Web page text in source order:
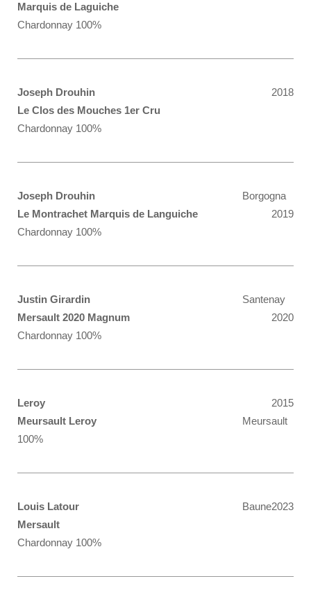
Marquis de Laguiche
Chardonnay 100%
Joseph Drouhin
2018
Le Clos des Mouches 1er Cru
Chardonnay 100%
Joseph Drouhin
Borgogna
2019
Le Montrachet Marquis de Languiche
Chardonnay 100%
Justin Girardin
Santenay
2020
Mersault 2020 Magnum
Chardonnay 100%
Leroy
2015
Meursault Leroy
Meursault
100%
Louis Latour Baune2023
Mersault
Chardonnay 100%